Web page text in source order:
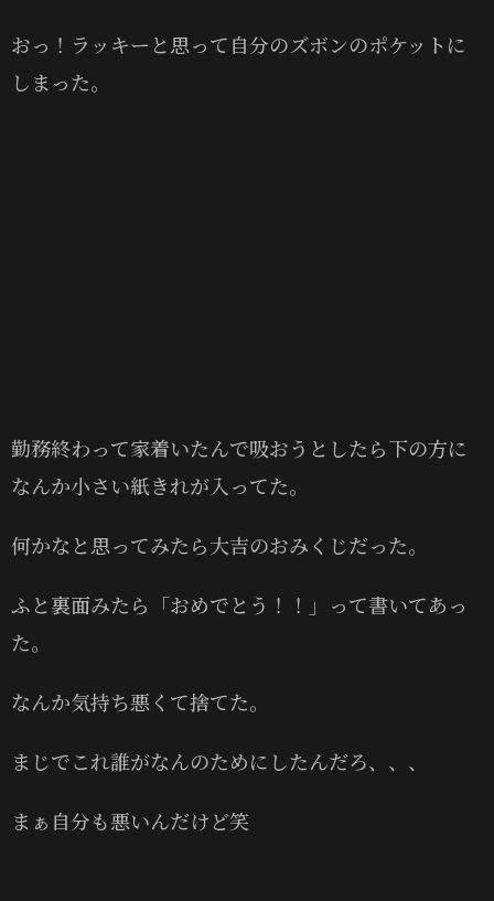
おっ！ラッキーと思って自分のズボンのポケットに
しまった。
勤務終わって家着いたんで吸おうとしたら下の方に
なんか小さい紙きれが入ってた。
何かなと思ってみたら大吉のおみくじだった。
ふと裏面みたら「おめでとう！！」って書いてあっ
た。
なんか気持ち悪くて捨てた。
まじでこれ誰がなんのためにしたんだろ、、、
まぁ自分も悪いんだけど笑